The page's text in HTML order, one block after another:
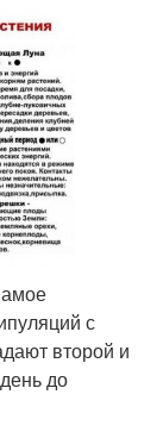
с
второй и
до